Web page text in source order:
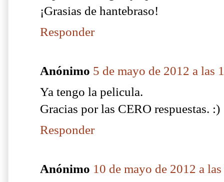
¡Grasias de hantebraso!
Responder
Anónimo 5 de mayo de 2012 a las
Ya tengo la pelicula.
Gracias por las CERO respuestas. :)
Responder
Anónimo 10 de mayo de 2012 a